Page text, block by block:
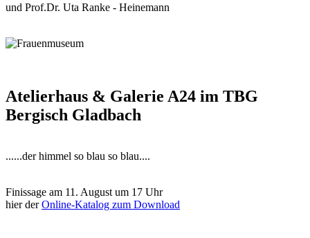
und Prof.Dr. Uta Ranke - Heinemann
Atelierhaus & Galerie A24 im TBG
Bergisch Gladbach
......der himmel so blau so blau....
Finissage am 11. August um 17 Uhr
hier derOnline-Katalog zum Download